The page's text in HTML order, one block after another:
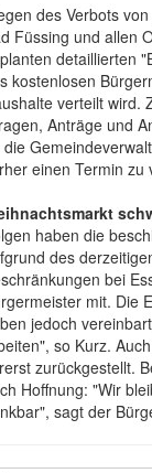
des Verbots
Füssing und allen
detaillierten
kostenlosen
verteilt wird.
Anträge und
die
einen Termin zu
haben die
des
bei
mit. Die
jedoch
so Kurz.
zurückgestellt.
Hoffnung: "Wir
sagt der